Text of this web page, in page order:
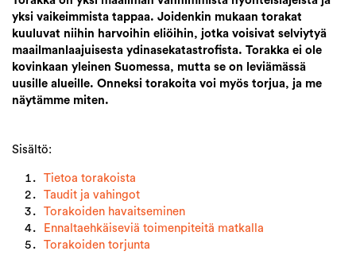
yksi vaikeimmista tappaa. Joidenkin mukaan torakat
kuuluvat niihin harvoihin eliöihin, jotka voisivat selviytyä
maailmanlaajuisesta ydinasekatastrofista. Torakka ei ole
kovinkaan yleinen Suomessa, mutta se on leviämässä
uusille alueille. Onneksi torakoita voi myös torjua, ja me
näytämme miten.
Sisältö:
Tietoa torakoista
Taudit ja vahingot
Torakoiden havaitseminen
Ennaltaehkäiseviä toimenpiteitä matkalla
Torakoiden torjunta